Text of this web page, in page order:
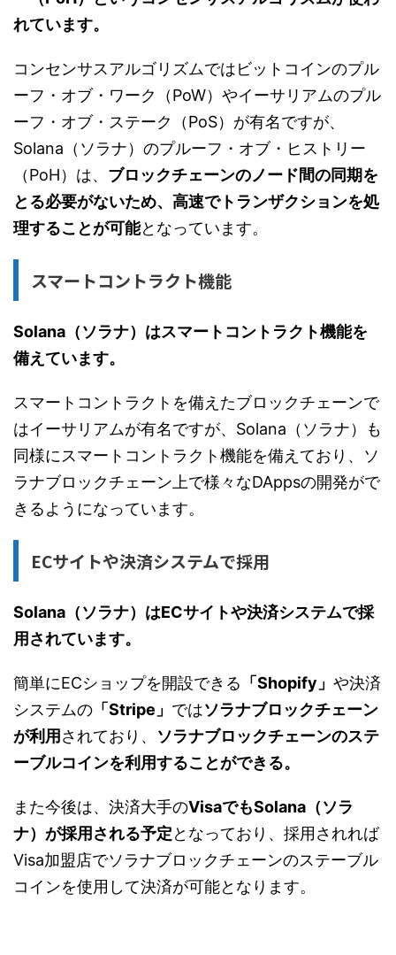
れています。
コンセンサスアルゴリズムではビットコインのプル
ーフ・オブ・ワーク（PoW）やイーサリアムのプル
ーフ・オブ・ステーク（PoS）が有名ですが、
Solana（ソラナ）のプルーフ・オブ・ヒストリー
（PoH）は、 ブロックチェーンのノード間の同期を
とる必要がないため、高速でトランザクションを処
理することが可能となっています。
スマートコントラクト機能
Solana（ソラナ）はスマートコントラクト機能を
備えています。
スマートコントラクトを備えたブロックチェーンで
はイーサリアムが有名ですが、Solana（ソラナ）も
同様にスマートコントラクト機能を備えており、ソ
ラナブロックチェーン上で様々なDAppsの開発がで
きるようになっています。
ECサイトや決済システムで採用
Solana（ソラナ）はECサイトや決済システムで採
用されています。
簡単にECショップを開設できる 「Shopify」 や決済
システムの 「Stripe」 ではソラナブロックチェーン
が利用 されており、 ソラナブロックチェーンのステ
ーブルコインを利用することができる。
また今後は、決済大手のVisaでもSolana（ソラ
ナ）が採用される予定となっており、採用されれば
Visa加盟店でソラナブロックチェーンのステーブル
コインを使用して決済が可能となります。